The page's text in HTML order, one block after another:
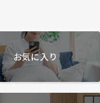
お気に入り